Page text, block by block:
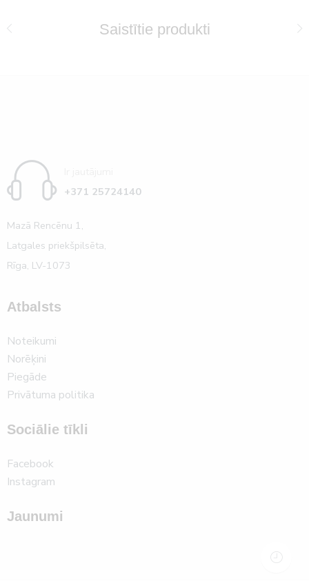
Saistītie produkti
+371 25724140
Mazā Rencēnu 1,
Latgales priekšpilsēta,
Rīga, LV-1073
Atbalsts
Noteikumi
Norēķini
Piegāde
Privātuma politika
Sociālie tīkli
Facebook
Instagram
Jaunumi